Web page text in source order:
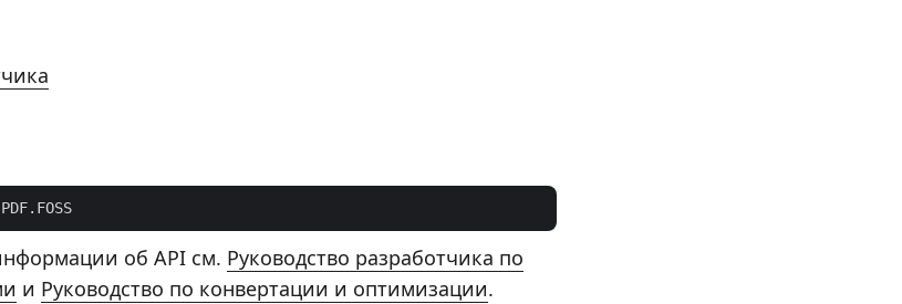
об API см. Руководство разработчика по
и Руководство по конвертации и оптимизации.